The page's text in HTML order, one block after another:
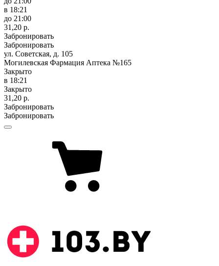
в 18:21
до 21:00
31,20 р.
Забронировать
Забронировать
ул. Советская, д. 105
Могилевская Фармация Аптека №165
Закрыто
в 18:21
Закрыто
31,20 р.
Забронировать
Забронировать